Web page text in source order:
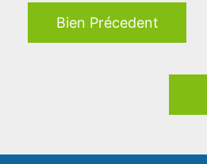
Bien Précedent